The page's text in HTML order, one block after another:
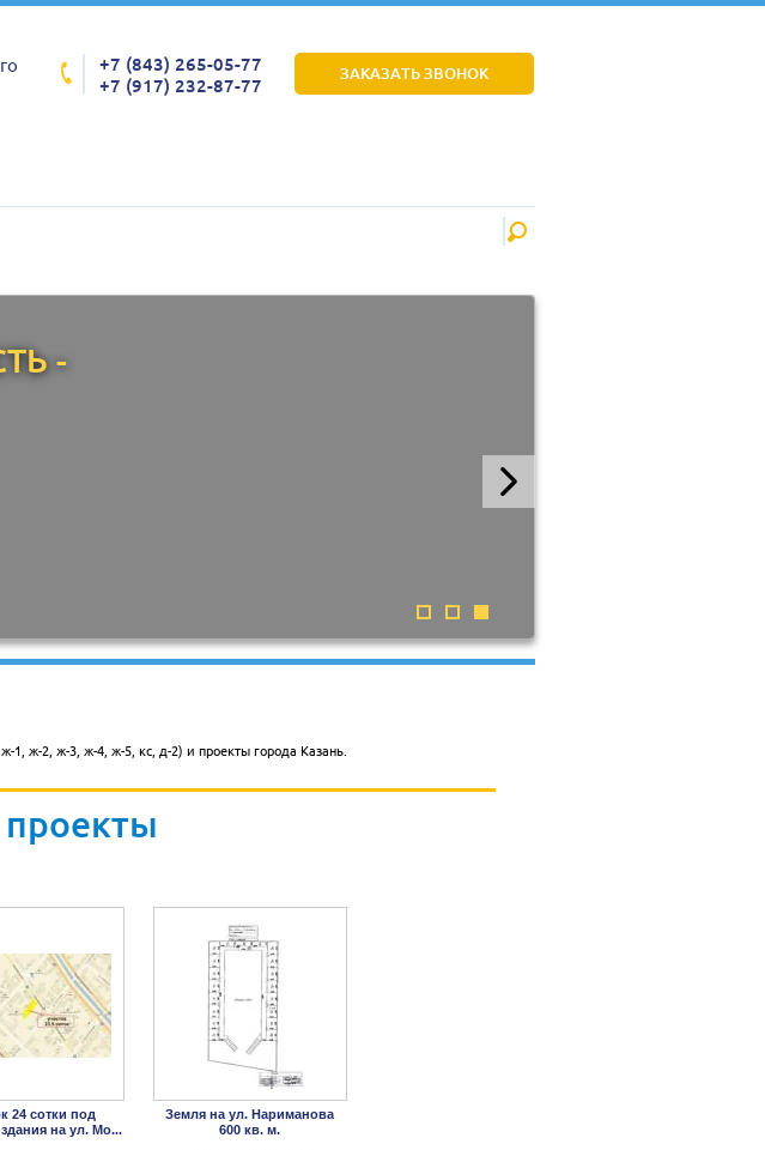
+7 (843) 265-05-77
+7 (917) 232-87-77
ЗАКАЗАТЬ ЗВОНОК
-
1, ж-2, ж-3, ж-4, ж-5, кс, д-2) и проекты города Казань.
24 сотки под
здания на ул. Мо...
Земля на ул. Нариманова
600 кв. м.